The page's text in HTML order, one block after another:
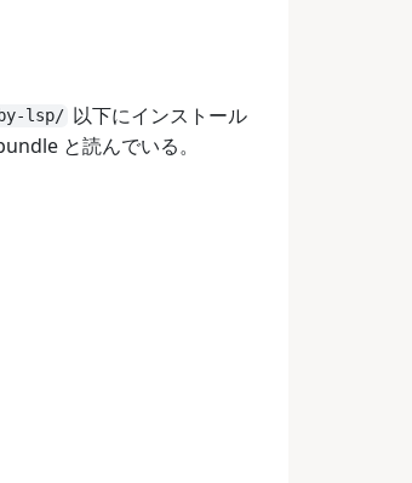
lsp/ 以下にインストール
と読んでいる。